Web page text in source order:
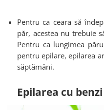
Pentru ca ceara să
păr, acestea nu trebuie
Pentru ca lungimea
pentru epilare, epilarea
săptămâni.
Epilarea cu